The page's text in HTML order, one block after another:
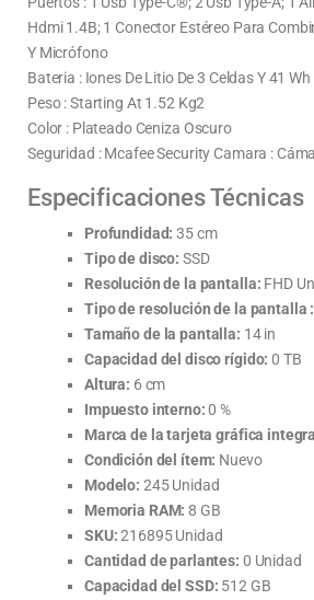
Hdmi 1.4B; 1 Conector Estéreo Para
Y Micrófono
Bateria : Iones De Litio De 3 Celdas Y 41
Peso : Starting At 1.52 Kg2
Color : Plateado Ceniza Oscuro
Seguridad : Mcafee Security Camara :
Especificaciones Técnicas
Profundidad: 35 cm
Tipo de disco: SSD
Resolución de la pantalla: FHD
Tipo de resolución de la pantalla :
Tamaño de la pantalla: 14 in
Capacidad del disco rígido: 0 TB
Altura: 6 cm
Impuesto interno:0 %
Marca de la tarjeta gráfica
Condición del ítem: Nuevo
Modelo: 245 Unidad
Memoria RAM: 8 GB
SKU:216895 Unidad
Cantidad de parlantes: 0 Unidad
Capacidad del SSD: 512 GB